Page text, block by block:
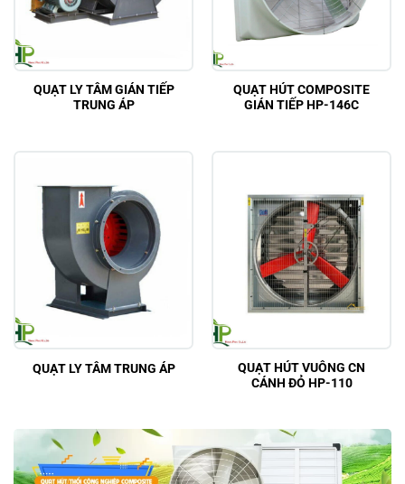
QUẠT LY TÂM GIÁN TIẾP
TRUNG ÁP
QUẠT HÚT COMPOSITE
GIÁN TIẾP HP-146C
QUẠT LY TÂM TRUNG ÁP
QUẠT HÚT VUÔNG CN
CÁNH ĐỎ HP-110